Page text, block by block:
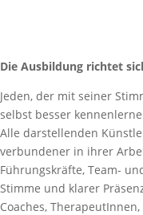
Die Ausbildung richtet
Jeden, der mit seiner
selbst besser
Alle darstellenden
verbundener in ihrer
Führungskräfte, Team-
Stimme und klarer
Coaches,